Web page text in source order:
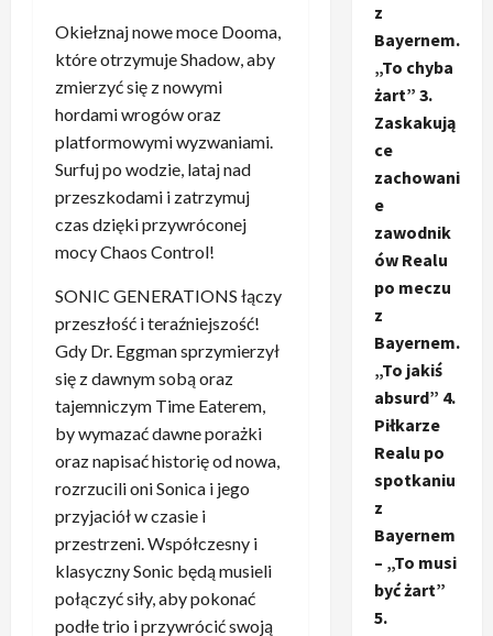
Okiełznaj nowe moce Dooma,
które otrzymuje Shadow, aby
zmierzyć się z nowymi
hordami wrogów oraz
platformowymi wyzwaniami.
Surfuj po wodzie, lataj nad
przeszkodami i zatrzymuj
czas dzięki przywróconej
mocy Chaos Control!
SONIC GENERATIONS łączy
przeszłość i teraźniejszość!
Gdy Dr. Eggman sprzymierzył
się z dawnym sobą oraz
tajemniczym Time Eaterem,
by wymazać dawne porażki
oraz napisać historię od nowa,
rozrzucili oni Sonica i jego
przyjaciół w czasie i
przestrzeni. Współczesny i
klasyczny Sonic będą musieli
połączyć siły, aby pokonać
podłe trio i przywrócić swoją
z
Bayernem.
„To chyba
żart” 3.
Zaskakują
ce
zachowani
e
zawodnik
ów Realu
po meczu
z
Bayernem.
„To jakiś
absurd” 4.
Piłkarze
Realu po
spotkaniu
z
Bayernem
– „To musi
być żart”
5.